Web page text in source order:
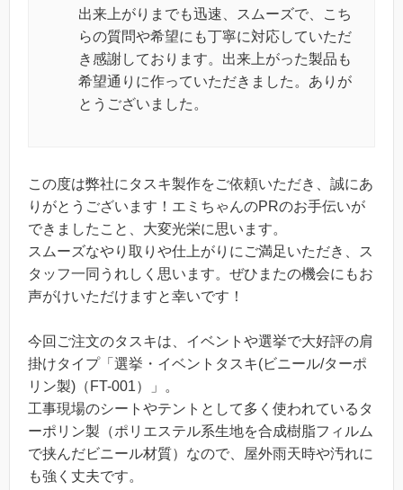
出来上がりまでも迅速、スムーズで、こち
らの質問や希望にも丁寧に対応していただ
き感謝しております。出来上がった製品も
希望通りに作っていただきました。ありが
とうございました。
この度は弊社にタスキ製作をご依頼いただき、誠にあ
りがとうございます！エミちゃんのPRのお手伝いが
できましたこと、大変光栄に思います。
スムーズなやり取りや仕上がりにご満足いただき、ス
タッフ一同うれしく思います。ぜひまたの機会にもお
声がけいただけますと幸いです！
今回ご注文のタスキは、イベントや選挙で大好評の肩
掛けタイプ「選挙・イベントタスキ(ビニール/ターポ
リン製)（FT-001）」。
工事現場のシートやテントとして多く使われているタ
ーポリン製（ポリエステル系生地を合成樹脂フィルム
で挟んだビニール材質）なので、屋外雨天時や汚れに
も強く丈夫です。